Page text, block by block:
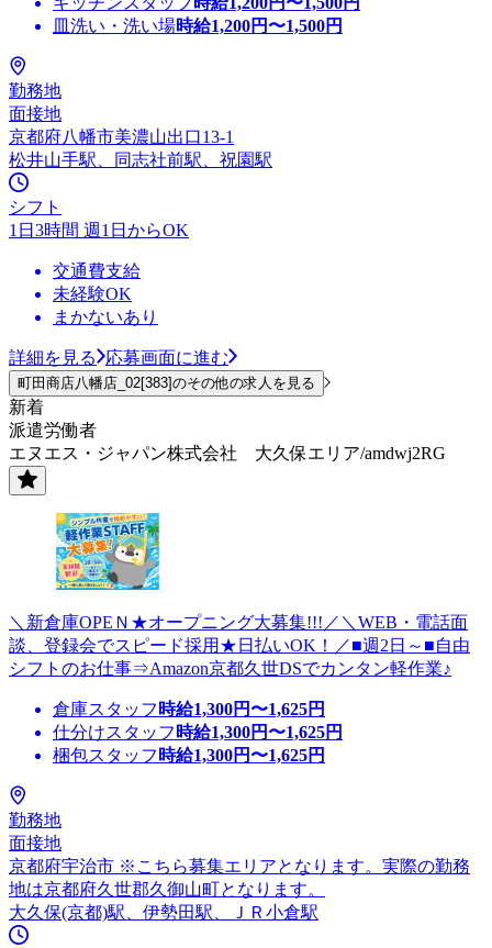
皿洗い・洗い場時給1,200円〜1,500円
勤務地
面接地
京都府八幡市美濃山出口13-1
松井山手駅、同志社前駅、祝園駅
シフト
1日3時間 週1日からOK
交通費支給
未経験OK
まかないあり
詳細を見る 応募画面に進む
町田商店八幡店_02[383]のその他の求人を見る
新着
派遣労働者
エヌエス・ジャパン株式会社 大久保エリア/amdwj2RG
＼新倉庫OPEＮ★オープニング大募集!!!／＼WEB・電話面
談、登録会でスピード採用★日払いOK！／■週2日～■自由
シフトのお仕事⇒Amazon京都久世DSでカンタン軽作業♪
倉庫スタッフ 時給1,300円〜1,625円
仕分けスタッフ 時給1,300円〜1,625円
梱包スタッフ 時給1,300円〜1,625円
勤務地
面接地
京都府宇治市 ※こちら募集エリアとなります。実際の勤務
地は京都府久世郡久御山町となります。
大久保(京都)駅、伊勢田駅、ＪＲ小倉駅